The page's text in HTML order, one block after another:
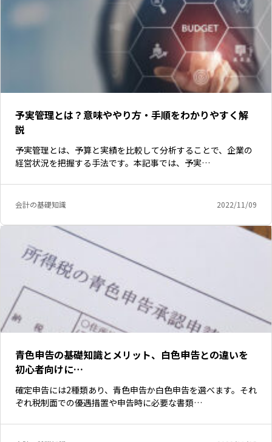
予実管理とは？意味ややり方・手順をわかりやすく解
説
予実管理とは、予算と実績を比較して分析することで、企業の
経営状況を把握する手法です。本記事では、予実…
会計の基礎知識 2022/11/09
青色申告の基礎知識とメリット、白色申告との違いを
初心者向けに…
確定申告には2種類あり、青色申告か白色申告を選べます。それ
ぞれ税制面での優遇措置や申告時に必要な書類…